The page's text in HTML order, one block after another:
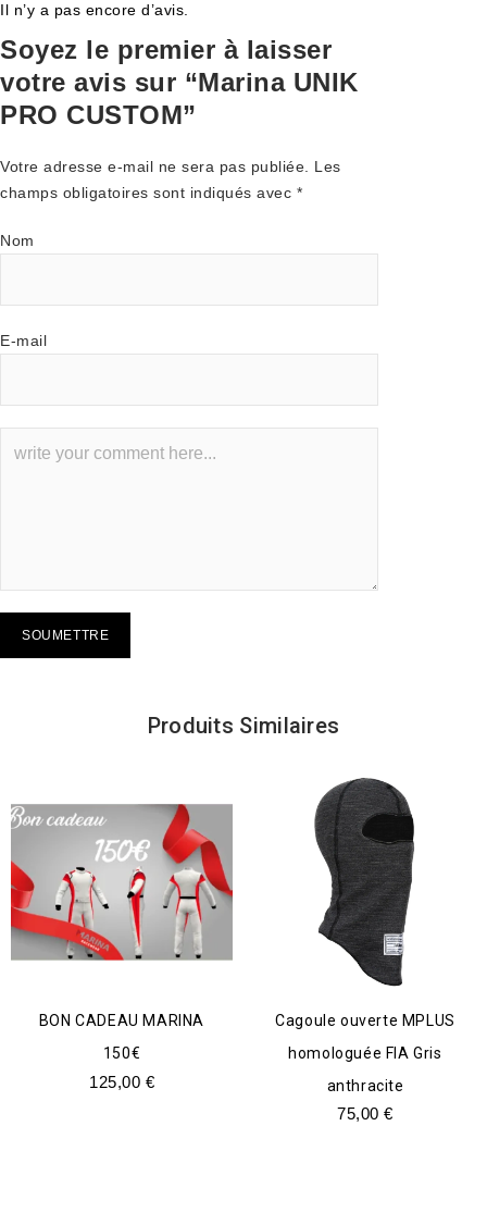
Il n’y a pas encore d’avis.
Soyez le premier à laisser
votre avis sur “Marina UNIK
PRO CUSTOM”
Votre adresse e-mail ne sera pas publiée. Les
champs obligatoires sont indiqués avec *
Nom
E-mail
Produits Similaires
BON CADEAU MARINA
150€
125,00 €
Cagoule ouverte MPLUS
homologuée FIA Gris
anthracite
75,00€